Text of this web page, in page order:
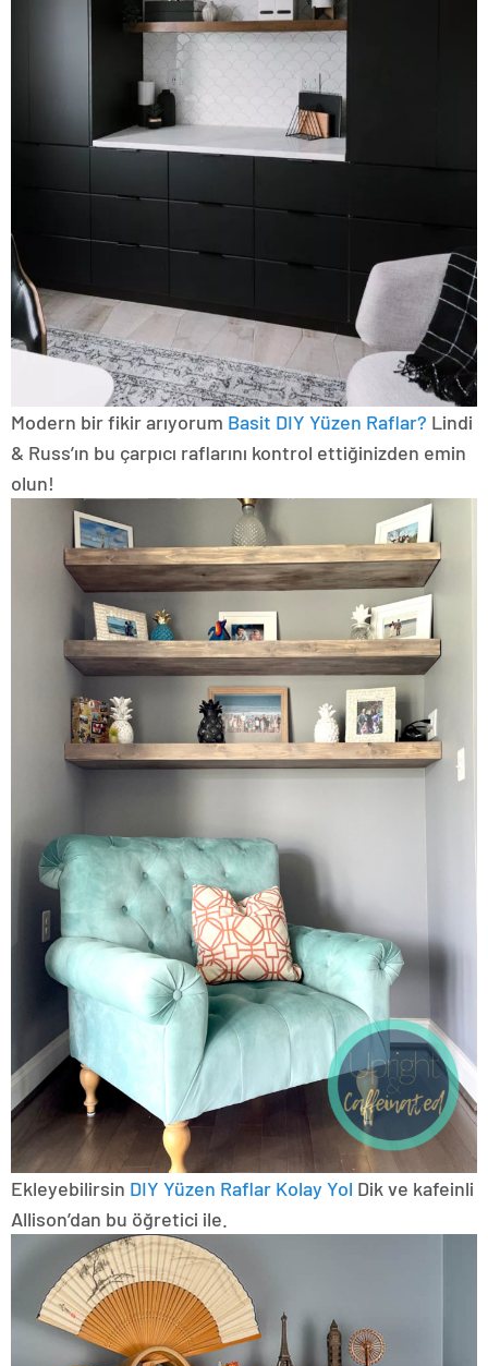
Modern bir fikir arıyorum Basit DIY Yüzen Raflar? Lindi
& Russ’ın bu çarpıcı raflarını kontrol ettiğinizden emin
olun!
Ekleyebilirsin DIY Yüzen Raflar Kolay Yol Dik ve kafeinli
Allison’dan bu öğretici ile.